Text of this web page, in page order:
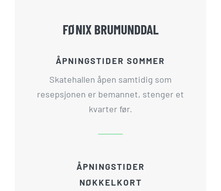
FØNIX BRUMUNDDAL
ÅPNINGSTIDER SOMMER
Skatehallen åpen samtidig som
resepsjonen er bemannet, stenger et
kvarter før.
ÅPNINGSTIDER
NØKKELKORT